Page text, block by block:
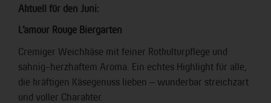
Aktuell für den Juni:
L’amour Rouge Biergarten
Cremiger Weichkäse mit feiner Rotkulturpflege und
sahnig-herzhaftem Aroma. Ein echtes Highlight für alle,
die kräftigen Käsegenuss lieben – wunderbar streichzart
und voller Charakter.